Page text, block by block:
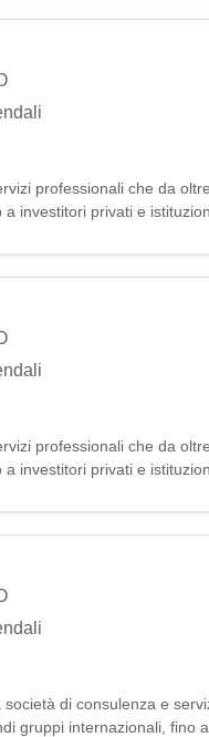
professionali che da
investitori privati e
professionali che da
investitori privati e
di consulenza e
gruppi internazionali,